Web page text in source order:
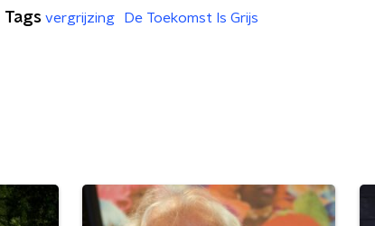
Tags vergrijzing De Toekomst Is Grijs